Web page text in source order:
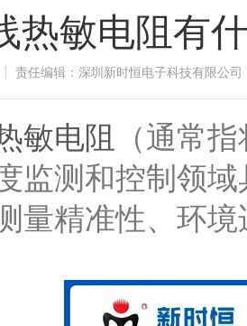
热敏电阻有
责任编辑：深圳新时恒电子科技有限公司
敏电阻
（通常
监测和控制领
量精准性、环